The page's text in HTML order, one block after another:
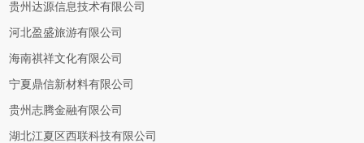
贵州达源信息技术有限公司
河北盈盛旅游有限公司
海南祺祥文化有限公司
宁夏鼎信新材料有限公司
贵州志腾金融有限公司
湖北江夏区西联科技有限公司